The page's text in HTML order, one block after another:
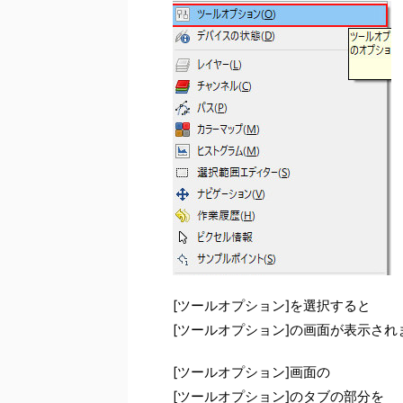
[ツールオプション]を選択すると
[ツールオプション]の画面が表示され
[ツールオプション]画面の
[ツールオプション]のタブの部分を